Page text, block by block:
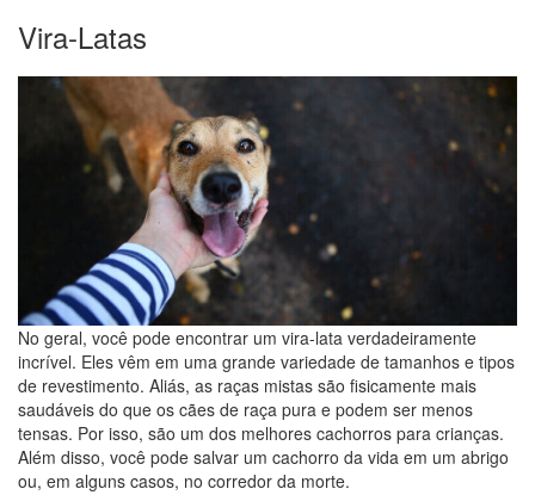
Vira-Latas
No geral, você pode encontrar um vira-lata verdadeiramente
incrível. Eles vêm em uma grande variedade de tamanhos e tipos
de revestimento. Aliás, as raças mistas são fisicamente mais
saudáveis ​​do que os cães de raça pura e podem ser menos
tensas. Por isso, são um dos melhores cachorros para crianças.
Além disso, você pode salvar um cachorro da vida em um abrigo
ou, em alguns casos, no corredor da morte.